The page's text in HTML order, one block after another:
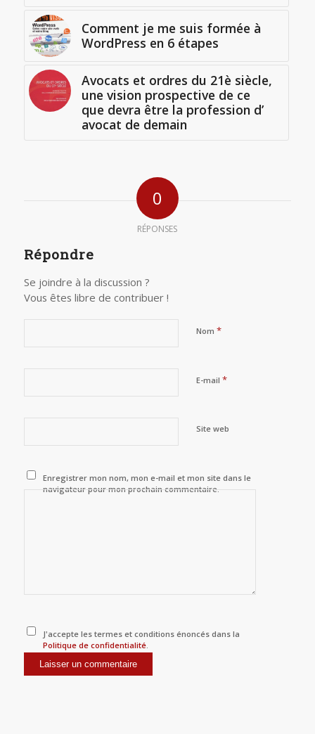
Comment je me suis formée à
WordPress en 6 étapes
Avocats et ordres du 21è siècle,
une vision prospective de ce
que devra être la profession d’
avocat de demain
0
RÉPONSES
Répondre
Se joindre à la discussion ?
Vous êtes libre de contribuer !
Nom *
E-mail *
Site web
Enregistrer mon nom, mon e-mail et mon site dans le
navigateur pour mon prochain commentaire.
J'accepte les termes et conditions énoncés dans la
Politique de confidentialité